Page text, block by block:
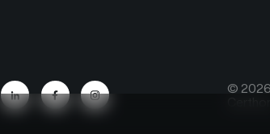
© 2026